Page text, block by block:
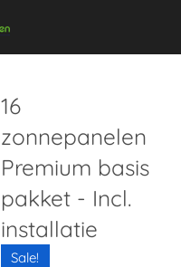
16
zonnepanelen
Premium basis
pakket - Incl.
installatie
Sale!